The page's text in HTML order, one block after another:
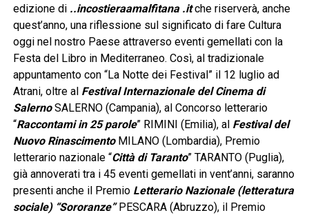
edizione di ..incostieraamalfitana .itche riserverà, anche
quest’anno, una riflessione sul significato di fare Cultura
oggi nel nostro Paese attraverso eventi gemellati con la
Festa del Libro in Mediterraneo. Così, al tradizionale
appuntamento con “La Notte dei Festival” il 12 luglio ad
Atrani, oltre al Festival Internazionale del Cinema di
SalernoSALERNO (Campania), al Concorso letterario
“Raccontami in 25 parole” RIMINI (Emilia), al Festival del
Nuovo RinascimentoMILANO (Lombardia), Premio
letterario nazionale “Città di Taranto” TARANTO (Puglia),
già annoverati tra i 45 eventi gemellati in vent’anni, saranno
presenti anche il Premio Letterario Nazionale (letteratura
sociale) “Sororanze” PESCARA (Abruzzo), il Premio